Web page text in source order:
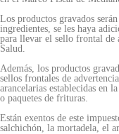
Los productos gravados
ingredientes, se les haya
para llevar el sello frontal de
Salud.
Además, los productos
sellos frontales de
arancelarias establecidas en
o paquetes de frituras.
Están exentos de este
salchichón, la mortadela, el